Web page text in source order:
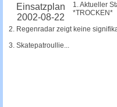
Einsatzplan
2002-08-22
1. Aktueller
*TROCKEN*
2. Regenradar zeigt keine
3. Skatepatroullie...